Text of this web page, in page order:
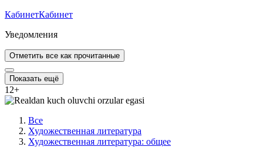
КабинетКабинет
Уведомления
Отметить все как прочитанные
Показать ещё
12+
Все
Художественная литература
Художественная литература: общее